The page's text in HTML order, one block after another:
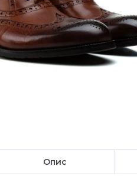
Опис